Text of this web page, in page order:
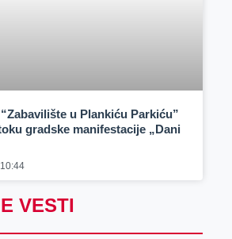
u Plankiću Parkiću”
gradske manifestacije „Dani
10:44
VESTI